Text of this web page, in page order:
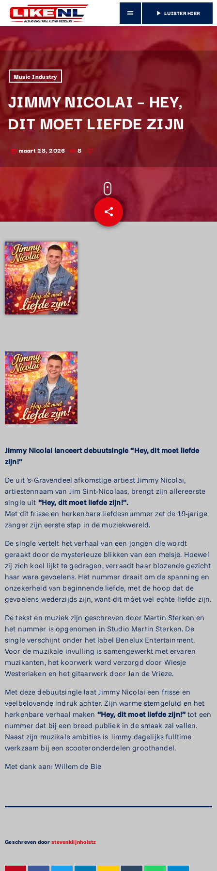
menu play_arrow LUISTER HIER
Music Industry
JIMMY NICOLAI – HEY,
DIT MOET LIEFDE ZIJN
today maart 28, 2026 8
share
email
Jimmy Nicolai lanceert debuutsingle“Hey, dit moet liefde
zijn!”
De uit ’s-Gravendeel afkomstige artiest Jimmy Nicolai,
artiestennaam van Jim Sint-Nicolaas, brengt zijn allereerste
single uit “Hey, dit moet liefde zijn!”.
Met dit frisse en herkenbare liefdesnummer zet de 19-jarige
zanger zijn eerste stap in de muziekwereld.
De single vertelt het verhaal van een jongen die wordt
geraakt door de mysterieuze blikken van een meisje. Hoewel
zij zich koel lijkt te gedragen, verraadt haar blozende gezicht
haar ware gevoelens. Het nummer draait om de spanning en
onzekerheid van beginnende liefde, met de hoop dat de
gevoelens wederzijds zijn, want dit móet wel echte liefde zijn.
De tekst en muziek zijn geschreven door Martin Sterken en
het nummer is opgenomen in Studio Martin Sterken. De
single verschijnt onder het label Benelux Entertainment.
Voor de muzikale invulling is samengewerkt met ervaren
muzikanten, het koorwerk werd verzorgd door Wiesje
Westerlaken en het gitaarwerk door Jan de Vrieze.
Met deze debuutsingle laat Jimmy Nicolai een frisse en
veelbelovende indruk achter. Zijn warme stemgeluid en het
herkenbare verhaal maken “Hey, dit moet liefde zijn!”tot een
nummer dat bij een breed publiek in de smaak zal vallen.
Naast zijn muzikale ambities is Jimmy dagelijks fulltime
werkzaam bij een scooteronderdelen groothandel.
Met dank aan: Willem de Bie
Geschreven doorstevenklijnholstz